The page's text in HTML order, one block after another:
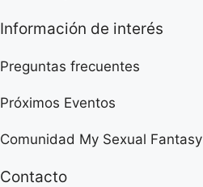
Información de interés
Preguntas frecuentes
Próximos Eventos
Comunidad My Sexual Fantasy
Contacto